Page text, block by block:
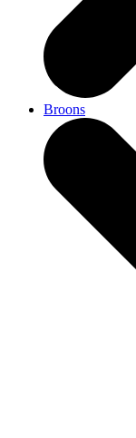
Broons